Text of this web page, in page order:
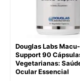
Douglas Labs Macu-
Support 90
Vegetarianas:
Ocular Essencial